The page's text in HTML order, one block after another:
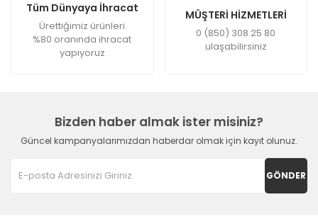
Tüm Dünyaya İhracat
Ürettiğimiz ürünleri
%80 oranında ihracat
yapıyoruz
MÜŞTERİ HİZMETLERİ
0 (850) 308 25 80
ulaşabilirsiniz
Bizden haber almak ister misiniz?
Güncel kampanyalarımızdan haberdar olmak için kayıt olunuz.
GÖNDER